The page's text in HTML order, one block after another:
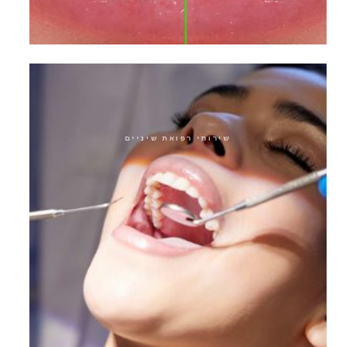
עיצוב חיוך מבוסס גנטית
שירותי רפואת שיניים